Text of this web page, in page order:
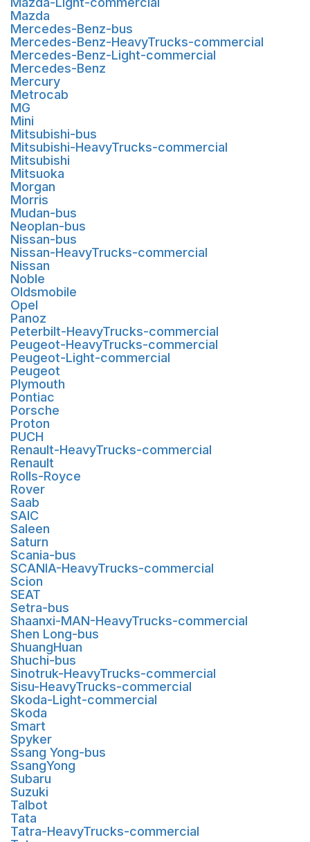
Mazda
Mercedes-Benz-bus
Mercedes-Benz-HeavyTrucks-commercial
Mercedes-Benz-Light-commercial
Mercedes-Benz
Mercury
Metrocab
MG
Mini
Mitsubishi-bus
Mitsubishi-HeavyTrucks-commercial
Mitsubishi
Mitsuoka
Morgan
Morris
Mudan-bus
Neoplan-bus
Nissan-bus
Nissan-HeavyTrucks-commercial
Nissan
Noble
Oldsmobile
Opel
Panoz
Peterbilt-HeavyTrucks-commercial
Peugeot-HeavyTrucks-commercial
Peugeot-Light-commercial
Peugeot
Plymouth
Pontiac
Porsche
Proton
PUCH
Renault-HeavyTrucks-commercial
Renault
Rolls-Royce
Rover
Saab
SAIC
Saleen
Saturn
Scania-bus
SCANIA-HeavyTrucks-commercial
Scion
SEAT
Setra-bus
Shaanxi-MAN-HeavyTrucks-commercial
Shen Long-bus
ShuangHuan
Shuchi-bus
Sinotruk-HeavyTrucks-commercial
Sisu-HeavyTrucks-commercial
Skoda-Light-commercial
Skoda
Smart
Spyker
Ssang Yong-bus
SsangYong
Subaru
Suzuki
Talbot
Tata
Tatra-HeavyTrucks-commercial